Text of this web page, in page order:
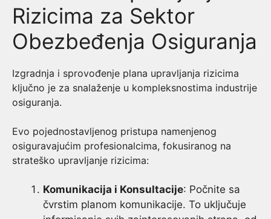
Rizicima za Sektor
Obezbeđenja Osiguranja
Izgradnja i sprovođenje plana upravljanja rizicima
ključno je za snalaženje u kompleksnostima industrije
osiguranja.
Evo pojednostavljenog pristupa namenjenog
osiguravajućim profesionalcima, fokusiranog na
strateško upravljanje rizicima:
Komunikacija i Konsultacije: Počnite sa
čvrstim planom komunikacije. To uključuje